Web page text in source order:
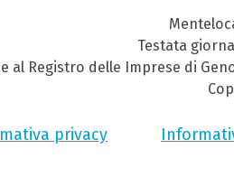
Testata
al Registro delle Imprese di
privacy